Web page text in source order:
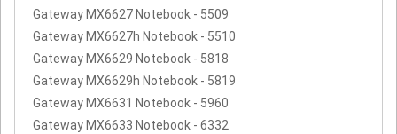
Gateway MX6627 Notebook - 5509
Gateway MX6627h Notebook - 5510
Gateway MX6629 Notebook - 5818
Gateway MX6629h Notebook - 5819
Gateway MX6631 Notebook - 5960
Gateway MX6633 Notebook - 6332